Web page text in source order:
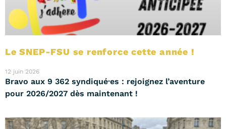
Le SNEP-FSU se renforce cette année !
12 juin 2026
Bravo aux 9 362 syndiqué·es : rejoignez l’aventure
pour 2026/2027 dès maintenant !